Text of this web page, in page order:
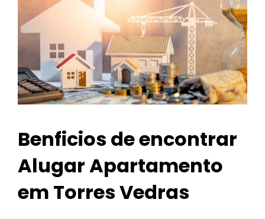
Benficios de encontrar
Alugar Apartamento
em Torres Vedras